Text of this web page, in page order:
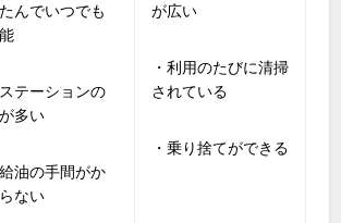
んでいつでも
ステーションの
多い
給油の手間がか
ない
が広い
・利用のたびに清掃
されている
・乗り捨てができる